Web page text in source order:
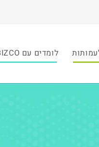
לומדים עם BIZCO